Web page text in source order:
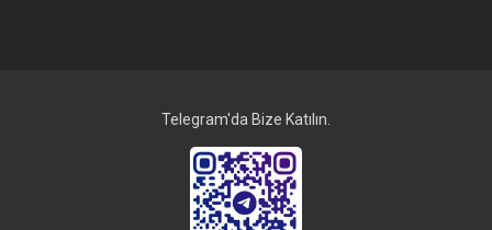
Telegram'da Bize Katılın.